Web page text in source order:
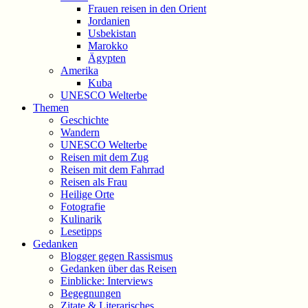
Frauen reisen in den Orient
Jordanien
Usbekistan
Marokko
Ägypten
Amerika
Kuba
UNESCO Welterbe
Themen
Geschichte
Wandern
UNESCO Welterbe
Reisen mit dem Zug
Reisen mit dem Fahrrad
Reisen als Frau
Heilige Orte
Fotografie
Kulinarik
Lesetipps
Gedanken
Blogger gegen Rassismus
Gedanken über das Reisen
Einblicke: Interviews
Begegnungen
Zitate & Literarisches